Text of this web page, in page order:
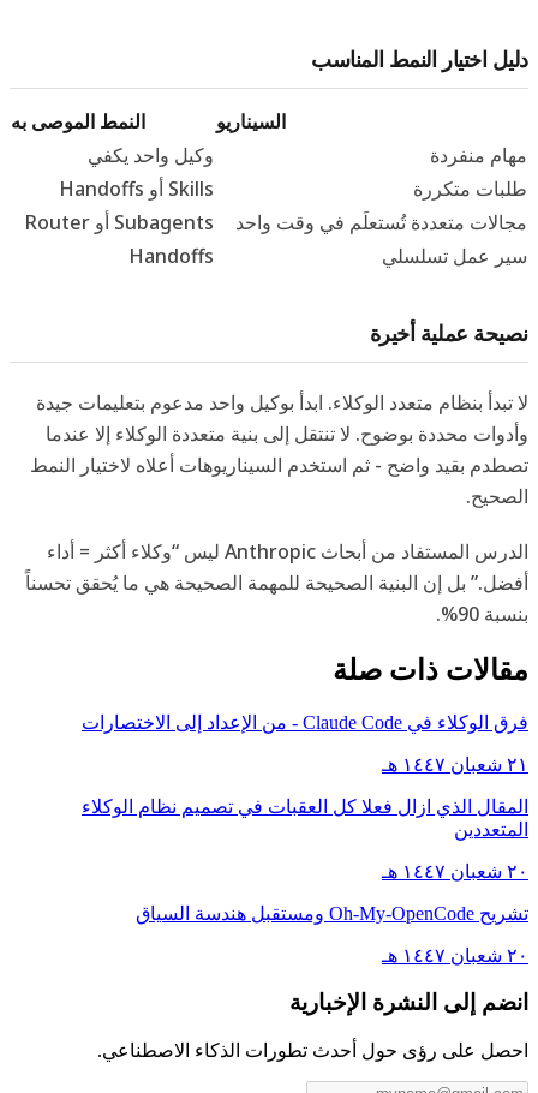
دليل اختيار النمط المناسب
السيناريو
النمط الموصى به
مهام منفردة
وكيل واحد يكفي
طلبات متكررة
Skills أو Handoffs
مجالات متعددة تُستعلَم في وقت واحد
Subagents أو Router
سير عمل تسلسلي
Handoffs
نصيحة عملية أخيرة
لا تبدأ بنظام متعدد الوكلاء. ابدأ بوكيل واحد مدعوم بتعليمات جيدة
وأدوات محددة بوضوح. لا تنتقل إلى بنية متعددة الوكلاء إلا عندما
تصطدم بقيد واضح - ثم استخدم السيناريوهات أعلاه لاختيار النمط
الصحيح.
الدرس المستفاد من أبحاث Anthropic ليس “وكلاء أكثر = أداء
أفضل.” بل إن البنية الصحيحة للمهمة الصحيحة هي ما يُحقق تحسناً
بنسبة 90%.
مقالات ذات صلة
فرق الوكلاء في Claude Code - من الإعداد إلى الاختصارات
٢١ شعبان ١٤٤٧ هـ
المقال الذي ازال فعلا كل العقبات في تصميم نظام الوكلاء
المتعددين
٢٠ شعبان ١٤٤٧ هـ
تشريح Oh-My-OpenCode ومستقبل هندسة السياق
٢٠ شعبان ١٤٤٧ هـ
انضم إلى النشرة الإخبارية
احصل على رؤى حول أحدث تطورات الذكاء الاصطناعي.